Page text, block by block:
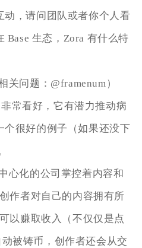
动，请问团队或者你个人看
Base 生态，Zora 有什么特
关问题：@framenum）
常看好，它有潜力推动病
个很好的例子（如果还没下
心化的公司掌控着内容和
作者对自己的内容拥有所
以赚取收入（不仅仅是点
被铸币，创作者还会从交